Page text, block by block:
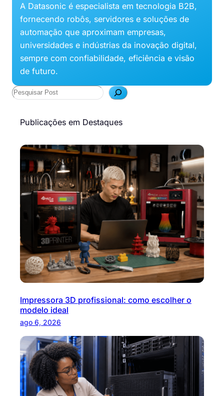
A Datasonic é especialista em tecnologia B2B,
fornecendo robôs, servidores e soluções de
automação que aproximam empresas,
universidades e indústrias da inovação digital,
sempre com confiabilidade, eficiência e visão
de futuro.
P
Publicações em Destaques
Impressora 3D profissional: como escolher o
modelo ideal
ago 6, 2026